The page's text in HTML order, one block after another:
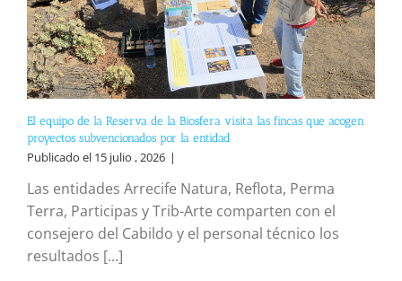
El equipo de la Reserva de la Biosfera visita las fincas que acogen
proyectos subvencionados por la entidad
Publicado el 15 julio , 2026 |
Las entidades Arrecife Natura, Reflota, Perma
Terra, Participas y Trib-Arte comparten con el
consejero del Cabildo y el personal técnico los
resultados [...]